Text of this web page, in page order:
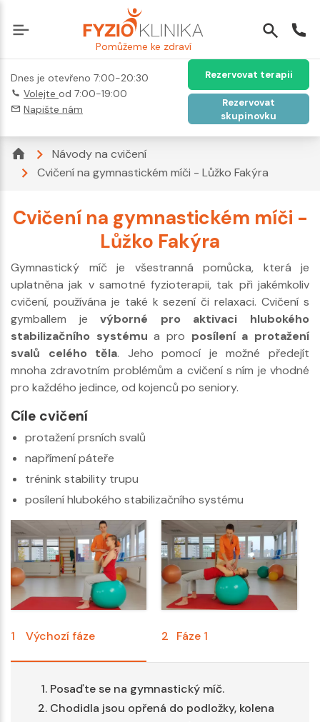
Pomůžeme ke zdraví
Dnes je otevřeno 7:00-20:30
Volejte od 7:00-19:00
Napište nám
Rezervovat terapii
Rezervovat
skupinovku
Návody na cvičení
Cvičení na gymnastickém míči - Lůžko Fakýra
Cvičení na gymnastickém míči -
Lůžko Fakýra
Gymnastický míč je všestranná pomůcka, která je
uplatněna jak v samotné fyzioterapii, tak při jakémkoliv
cvičení, používána je také k sezení či relaxaci. Cvičení s
gymballem je výborné pro aktivaci hlubokého
stabilizačního systémua pro posílení a protažení
svalů celého těla. Jeho pomocí je možné předejít
mnoha zdravotním problémům a cvičení s ním je vhodné
pro každého jedince, od kojenců po seniory.
Cíle cvičení
protažení prsních svalů
napřímení páteře
trénink stability trupu
posílení hlubokého stabilizačního systému
1 Výchozí fáze 2 Fáze 1
Posaďte se na gymnastický míč.
Chodidla jsou opřená do podložky, kolena